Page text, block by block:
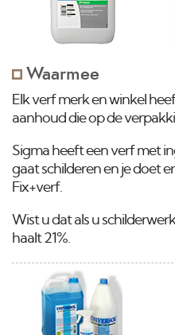
Waarmee
Elk verf merk en winkel
aanhoud die op de
Sigma heeft een verf met
gaat schilderen en je doet
Fix+verf.
Wist u dat als u
haalt 21%.